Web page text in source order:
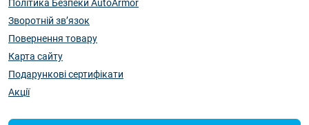
Політика Безпеки AutoArmor
Зворотній зв’язок
Повернення товару
Карта сайту
Подарункові сертифікати
Акції